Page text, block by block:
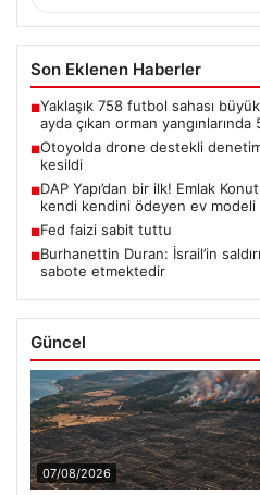
Son Eklenen Haberler
■Yaklaşık 758 futbol sahası
ayda çıkan orman
■Otoyolda drone destekli
kesildi
■DAP Yapı’dan bir ilk! Emlak
kendi kendini ödeyen ev modeli
■Fed faizi sabit tuttu
■Burhanettin Duran: İsrail’in
sabote etmektedir
Güncel
07/08/2026